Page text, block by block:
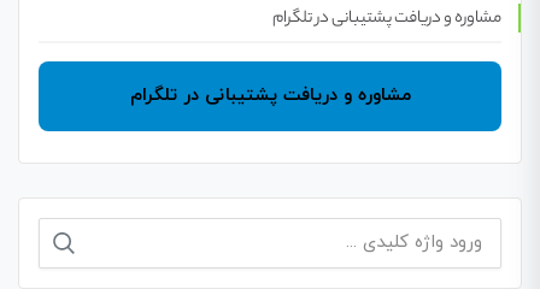
مشاوره و دریافت پشتیبانی در تلگرام
مشاوره و دریافت پشتیبانی در تلگرام